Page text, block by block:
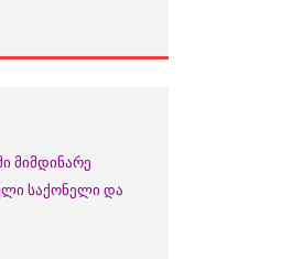
მიმდინარე
საქონელი და